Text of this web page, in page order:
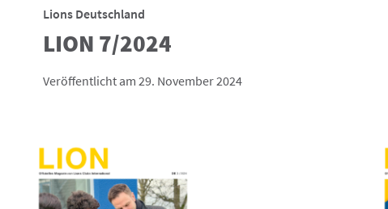
Lions Deutschland
LION 7/2024
Veröffentlicht am 29. November 2024